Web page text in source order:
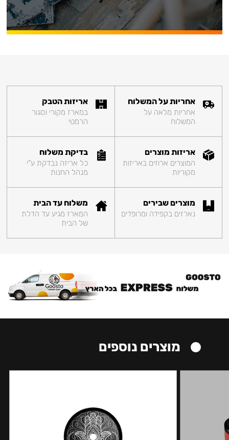
אחריות על המשלוח
אחריות מלאה על
המשלוח
אריזות הטבק
במארז מקורי וסגור
הרמטי
אריזות מוצרים
המוצרים ארוזים באריזות
מקוריות
בדיקת משלוח
כל אריזה נבדקת ע"י
מנהל החנות
מוצרים שבירים
נארזים בקפידה ומרופדים
משלוח עד הבית
המארז מגיע עד הדלת
של הבית
מוצרים נוספים